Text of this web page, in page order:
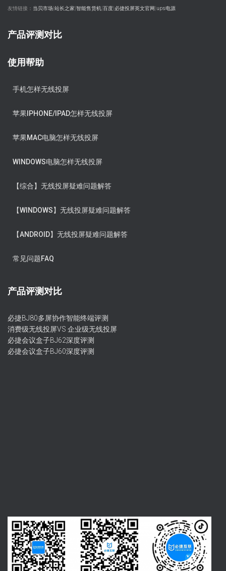
友情链接： 当贝市场 站长之家 智能售货机 百度 必捷投屏英文官网 ups电源
产品评测对比
使用帮助
手机怎样无线投屏
苹果IPHONE/IPAD怎样无线投屏
苹果MAC电脑怎样无线投屏
WINDOWS电脑怎样无线投屏
【综合】无线投屏疑难问题解答
【WINDOWS】无线投屏疑难问题解答
【ANDROID】无线投屏疑难问题解答
常见问题FAQ
产品评测对比
必捷BJ80多屏协作智能终端评测
消费级无线投屏VS 企业级无线投屏
必捷会议盒子BJ62深度评测
必捷会议盒子BJ60深度评测